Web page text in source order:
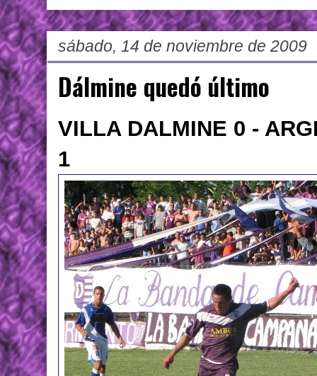
sábado, 14 de noviembre de 2009
Dálmine quedó último
VILLA DALMINE 0 -
1